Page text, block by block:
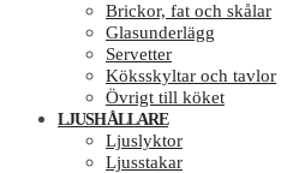
Brickor, fat och skålar
Glasunderlägg
Servetter
Köksskyltar och tavlor
Övrigt till köket
LJUSHÅLLARE
Ljuslyktor
Ljusstakar